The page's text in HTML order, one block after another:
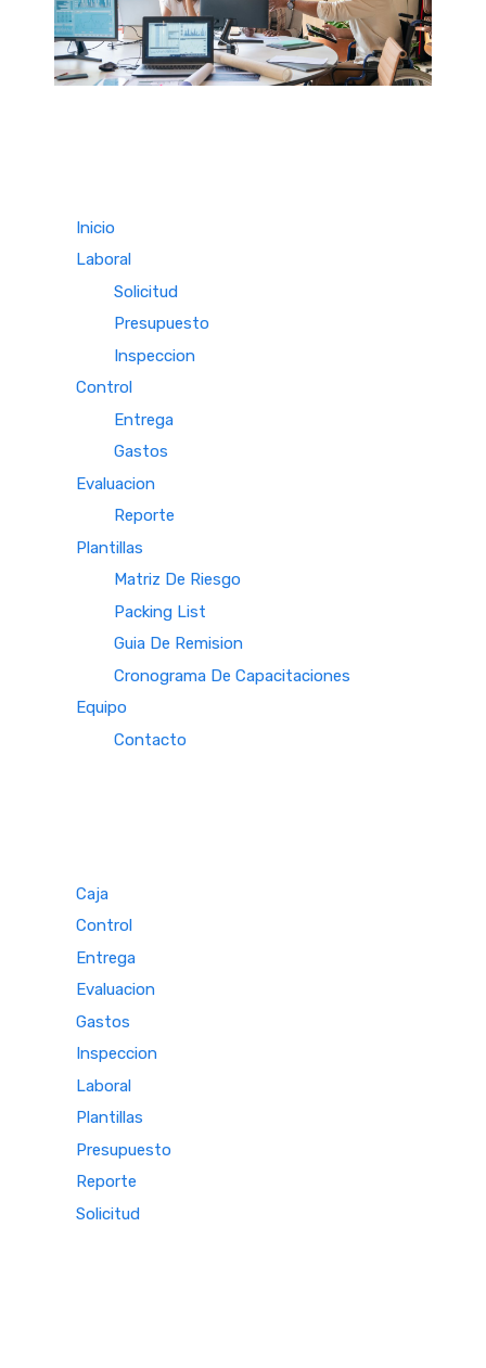
Inicio
Laboral
Solicitud
Presupuesto
Inspeccion
Control
Entrega
Gastos
Evaluacion
Reporte
Plantillas
Matriz De Riesgo
Packing List
Guia De Remision
Cronograma De Capacitaciones
Equipo
Contacto
Caja
Control
Entrega
Evaluacion
Gastos
Inspeccion
Laboral
Plantillas
Presupuesto
Reporte
Solicitud